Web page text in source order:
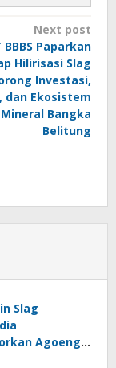
Next post
BBBS Paparkan
Hilirisasi Slag
Investasi,
dan Ekosistem
Bangka
Belitung
Slag
Agoeng